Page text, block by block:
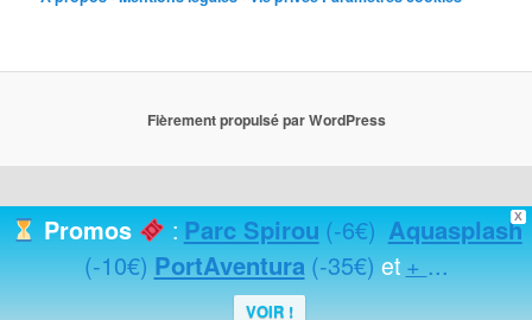
Fièrement propulsé par WordPress
X
Promos :Parc Spirou(-6€) Aquasplash
(-10€)PortAventura(-35€)et+...
VOIR !